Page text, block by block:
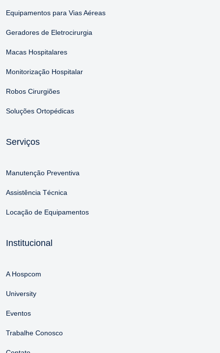
Equipamentos para Vias Aéreas
Geradores de Eletrocirurgia
Macas Hospitalares
Monitorização Hospitalar
Robos Cirurgiões
Soluções Ortopédicas
Serviços
Manutenção Preventiva
Assistência Técnica
Locação de Equipamentos
Institucional
A Hospcom
University
Eventos
Trabalhe Conosco